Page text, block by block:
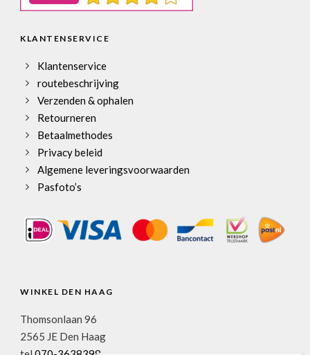
KLANTENSERVICE
Klantenservice
routebeschrijving
Verzenden & ophalen
Retourneren
Betaalmethodes
Privacy beleid
Algemene leveringsvoorwaarden
Pasfoto’s
WINKEL DEN HAAG
Thomsonlaan 96
2565 JE Den Haag